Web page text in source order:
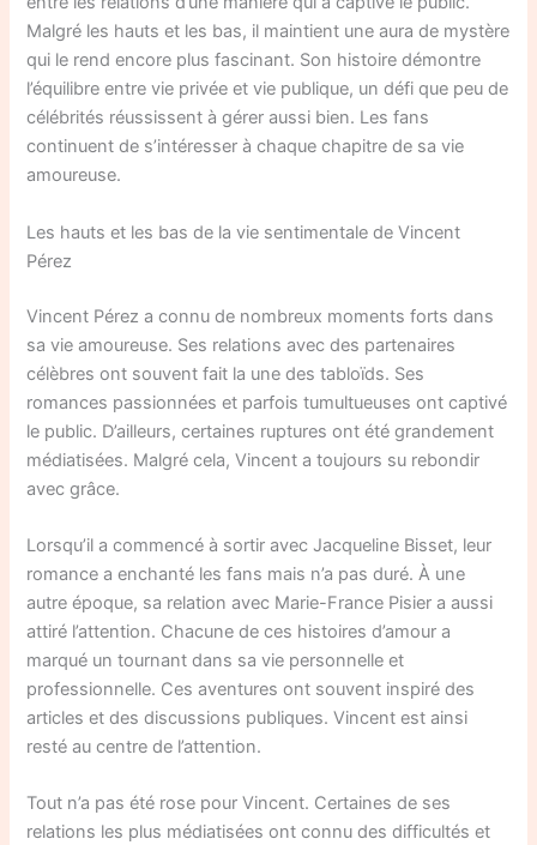
Malgré les hauts et les bas, il maintient une aura de mystère
qui le rend encore plus fascinant. Son histoire démontre
l’équilibre entre vie privée et vie publique, un défi que peu de
célébrités réussissent à gérer aussi bien. Les fans
continuent de s’intéresser à chaque chapitre de sa vie
amoureuse.
Les hauts et les bas de la vie sentimentale de Vincent
Pérez
Vincent Pérez a connu de nombreux moments forts dans
sa vie amoureuse. Ses relations avec des partenaires
célèbres ont souvent fait la une des tabloïds. Ses
romances passionnées et parfois tumultueuses ont captivé
le public. D’ailleurs, certaines ruptures ont été grandement
médiatisées. Malgré cela, Vincent a toujours su rebondir
avec grâce.
Lorsqu’il a commencé à sortir avec Jacqueline Bisset, leur
romance a enchanté les fans mais n’a pas duré. À une
autre époque, sa relation avec Marie-France Pisier a aussi
attiré l’attention. Chacune de ces histoires d’amour a
marqué un tournant dans sa vie personnelle et
professionnelle. Ces aventures ont souvent inspiré des
articles et des discussions publiques. Vincent est ainsi
resté au centre de l’attention.
Tout n’a pas été rose pour Vincent. Certaines de ses
relations les plus médiatisées ont connu des difficultés et